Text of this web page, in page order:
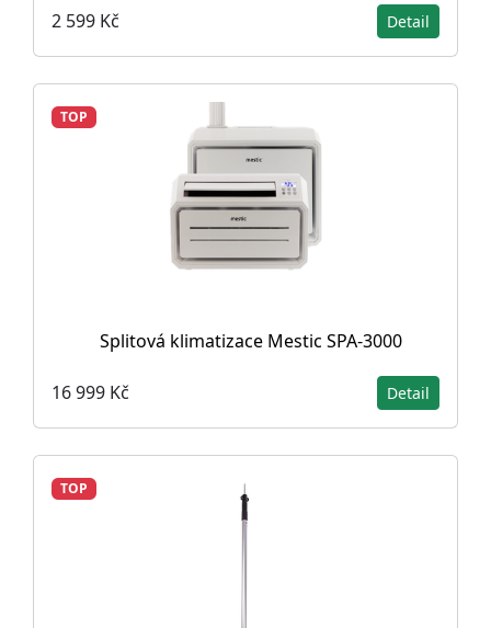
2 599 Kč Detail
TOP
Splitová klimatizace Mestic SPA-3000
16 999 Kč Detail
TOP